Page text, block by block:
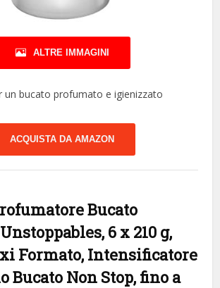
ALTRE IMMAGINI
un bucato profumato e igienizzato
ACQUISTA DA AMAZON
Bucato
6 x 210 g,
Formato, Intensificatore
Bucato Non Stop, fino a